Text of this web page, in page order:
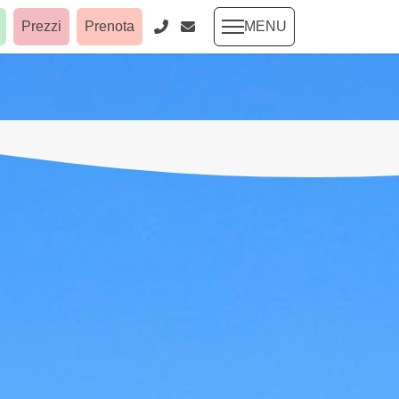
Prezzi Prenota MENU